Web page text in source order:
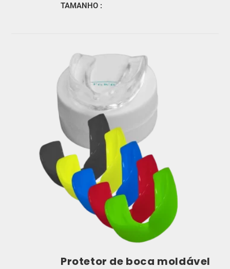
TAMANHO
Protetor de boca moldável